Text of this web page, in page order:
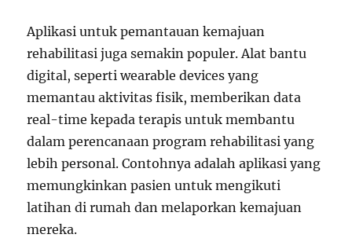
Aplikasi untuk pemantauan kemajuan
rehabilitasi juga semakin populer. Alat bantu
digital, seperti wearable devices yang
memantau aktivitas fisik, memberikan data
real-time kepada terapis untuk membantu
dalam perencanaan program rehabilitasi yang
lebih personal. Contohnya adalah aplikasi yang
memungkinkan pasien untuk mengikuti
latihan di rumah dan melaporkan kemajuan
mereka.